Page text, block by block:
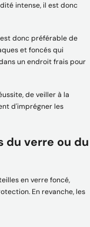
intense, il est donc
donc préférable de
et foncés qui
un endroit frais pour
de veiller à la
d'imprégner les
du verre ou du
en verre foncé,
En revanche, les